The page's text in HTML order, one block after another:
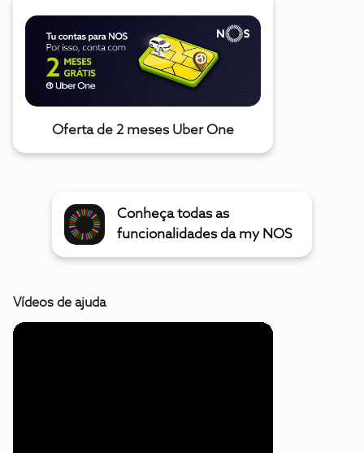
Oferta de 2 meses Uber One
Conheça todas as
funcionalidades da my NOS
Vídeos de ajuda